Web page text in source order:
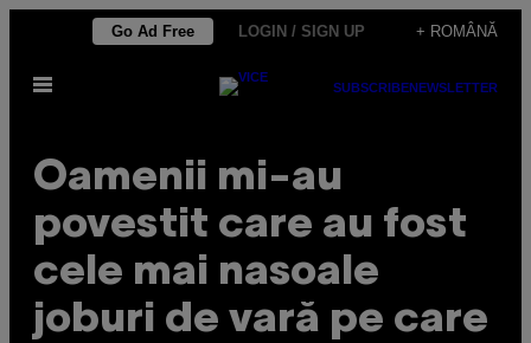
content
Go Ad Free LOGIN / SIGN UP + ROMÂNĂ
Open
SUBSCRIBENEWSLETTER
​Oamenii mi-au
povestit care au fost
cele mai nasoale
joburi de vară pe care